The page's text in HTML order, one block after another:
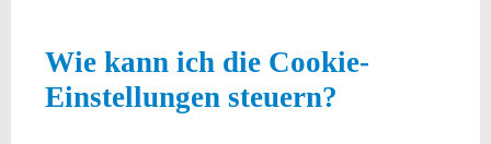
Wie kann ich die Cookie-
Einstellungen steuern?